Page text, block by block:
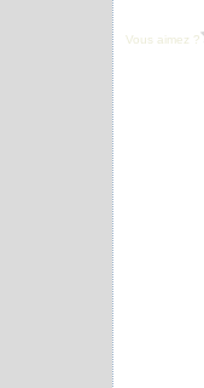
Vous aimez ?